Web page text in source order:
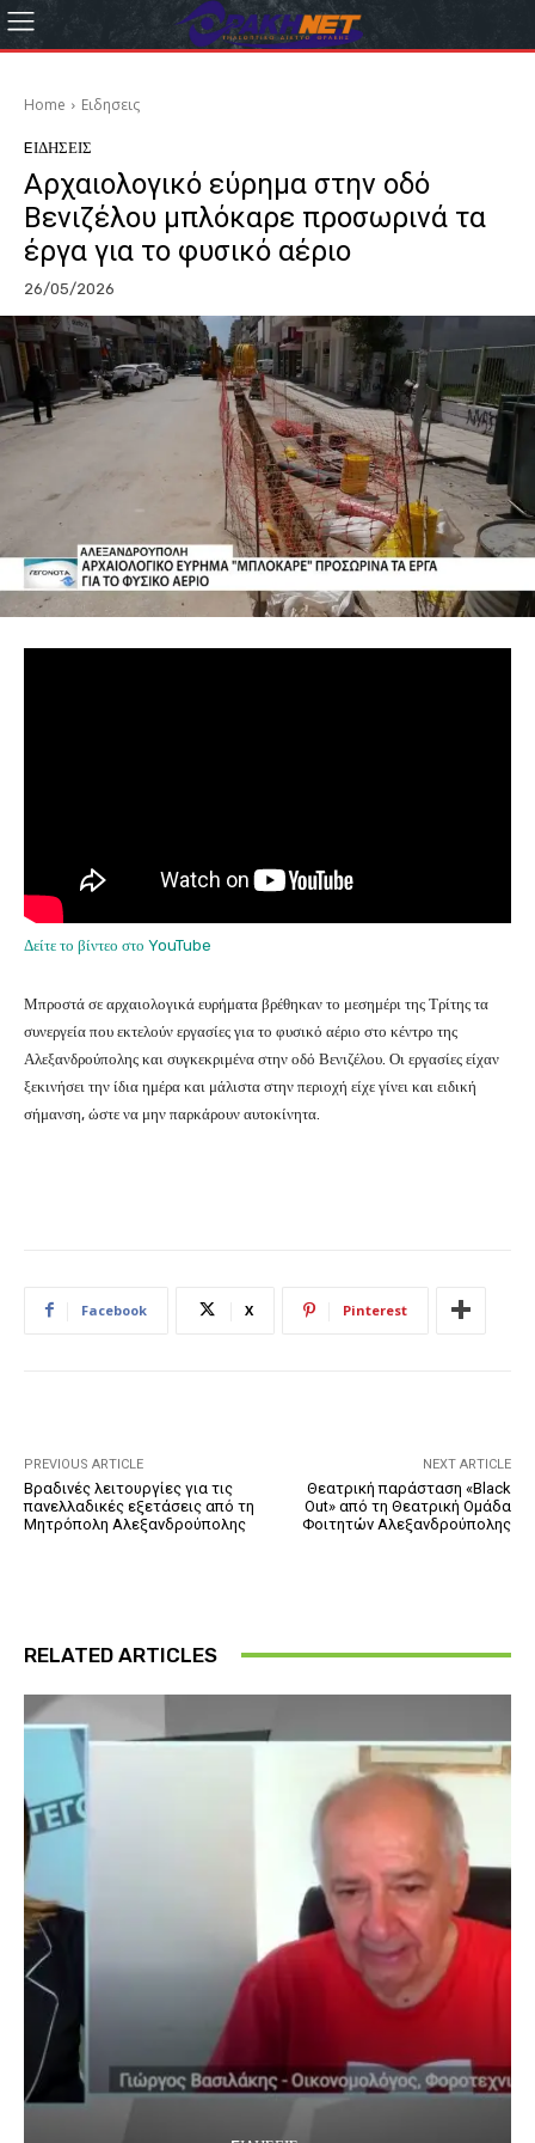
Home Eιδησεις
EΙΔΗΣΕΙΣ
Αρχαιολογικό εύρημα στην οδό
Βενιζέλου μπλόκαρε προσωρινά τα
έργα για το φυσικό αέριο
26/05/2026
Δείτε το βίντεο στο YouTube
Μπροστά σε αρχαιολογικά ευρήματα βρέθηκαν το μεσημέρι της Τρίτης τα
συνεργεία που εκτελούν εργασίες για το φυσικό αέριο στο κέντρο της
Αλεξανδρούπολης και συγκεκριμένα στην οδό Βενιζέλου. Οι εργασίες είχαν
ξεκινήσει την ίδια ημέρα και μάλιστα στην περιοχή είχε γίνει και ειδική
σήμανση, ώστε να μην παρκάρουν αυτοκίνητα.
Facebook X Pinterest
PREVIOUS ARTICLE
Βραδινές λειτουργίες για τις
πανελλαδικές εξετάσεις από τη
Μητρόπολη Αλεξανδρούπολης
NEXT ARTICLE
Θεατρική παράσταση «Black
Out» από τη Θεατρική Ομάδα
Φοιτητών Αλεξανδρούπολης
RELATED ARTICLES